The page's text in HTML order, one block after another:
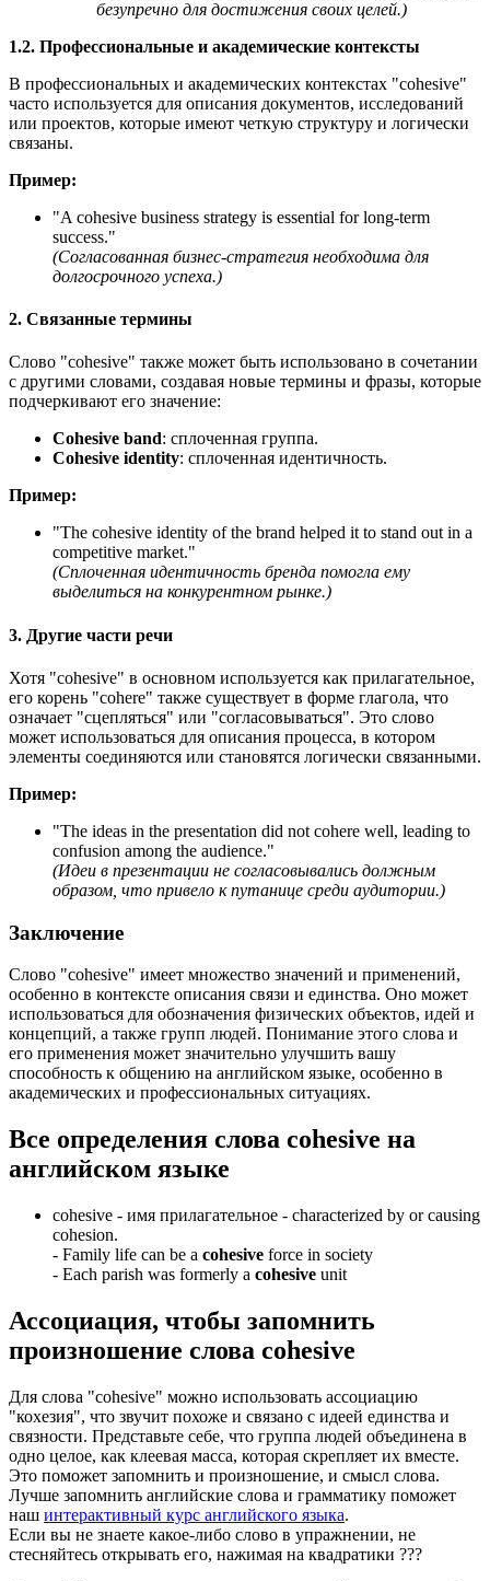
безупречно для достижения своих целей.)
1.2. Профессиональные и академические контексты
В профессиональных и академических контекстах "cohesive"
часто используется для описания документов, исследований
или проектов, которые имеют четкую структуру и логически
связаны.
Пример:
"A cohesive business strategy is essential for long-term
success."
(Согласованная бизнес-стратегия необходима для
долгосрочного успеха.)
2. Связанные термины
Слово "cohesive" также может быть использовано в сочетании
с другими словами, создавая новые термины и фразы, которые
подчеркивают его значение:
Cohesive band: сплоченная группа.
Cohesive identity: сплоченная идентичность.
Пример:
"The cohesive identity of the brand helped it to stand out in a
competitive market."
(Сплоченная идентичность бренда помогла ему
выделиться на конкурентном рынке.)
3. Другие части речи
Хотя "cohesive" в основном используется как прилагательное,
его корень "cohere" также существует в форме глагола, что
означает "сцепляться" или "согласовываться". Это слово
может использоваться для описания процесса, в котором
элементы соединяются или становятся логически связанными.
Пример:
"The ideas in the presentation did not cohere well, leading to
confusion among the audience."
(Идеи в презентации не согласовывались должным
образом, что привело к путанице среди аудитории.)
Заключение
Слово "cohesive" имеет множество значений и применений,
особенно в контексте описания связи и единства. Оно может
использоваться для обозначения физических объектов, идей и
концепций, а также групп людей. Понимание этого слова и
его применения может значительно улучшить вашу
способность к общению на английском языке, особенно в
академических и профессиональных ситуациях.
Все определения слова cohesive на
английском языке
cohesive - имя прилагательное - characterized by or causing
cohesion.
- Family life can be a cohesive force in society
- Each parish was formerly a cohesive unit
Ассоциация, чтобы запомнить
произношение слова cohesive
Для слова "cohesive" можно использовать ассоциацию
"кохезия", что звучит похоже и связано с идеей единства и
связности. Представьте себе, что группа людей объединена в
одно целое, как клеевая масса, которая скрепляет их вместе.
Это поможет запомнить и произношение, и смысл слова.
Лучше запомнить английские слова и грамматику поможет
наш интерактивный курс английского языка.
Если вы не знаете какое-либо слово в упражнении, не
стесняйтесь открывать его, нажимая на квадратики ???